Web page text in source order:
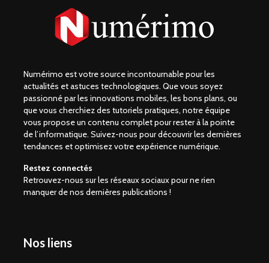
Numérimo est votre source incontournable pour les
actualités et astuces technologiques. Que vous soyez
passionné par les innovations mobiles, les bons plans, ou
que vous cherchiez des tutoriels pratiques, notre équipe
vous propose un contenu complet pour rester à la pointe
de l’informatique. Suivez-nous pour découvrir les dernières
tendances et optimisez votre expérience numérique.
Restez connectés
Retrouvez-nous sur les réseaux sociaux pour ne rien
manquer de nos dernières publications !
Nos liens